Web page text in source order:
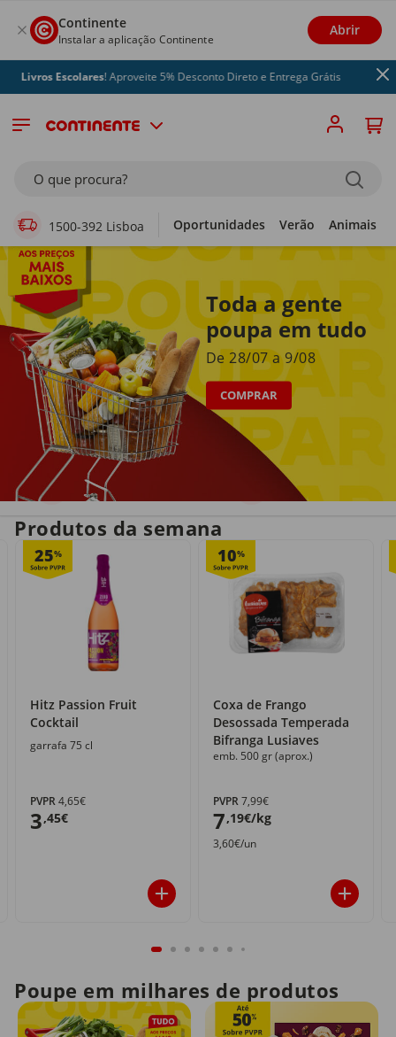
Continente
Instalar a aplicação Continente
Abrir
Escolares! Aproveite 5% Desconto Direto e Entrega Grátis
O que procura?
1500-392 Lisboa Oportunidades Verão Animais
Supermercado Online
Toda a gente
poupa em tudo
De 28/07 a 9/08
COMPRAR
Entrega em casa
no próprio dia
Recolha grátis
com o Click&Go
Produtos da semana
25%
Hitz Passion Fruit
Cocktail
garrafa 75 cl
PVPR4,65€
3,45€
10%
Coxa de Frango
Desossada Temperada
Bifranga Lusiaves
emb. 500 gr (aprox.)
PVPR7,99€
7,19€/kg
3,60€/un
Poupe em milhares de produtos